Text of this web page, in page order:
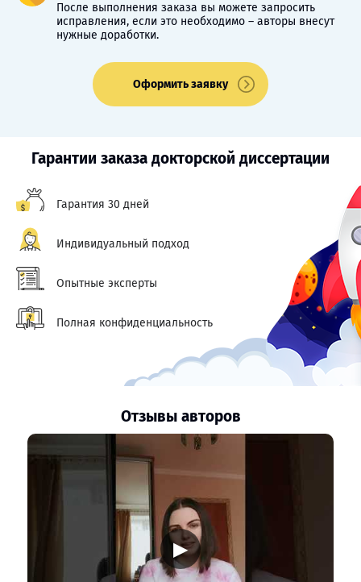
После выполнения заказа вы можете запросить
исправления, если это необходимо – авторы внесут
нужные доработки.
Оформить заявку
Гарантии заказа докторской диссертации
Гарантия 30 дней
Индивидуальный подход
Опытные эксперты
Полная конфиденциальность
Отзывы авторов
▶